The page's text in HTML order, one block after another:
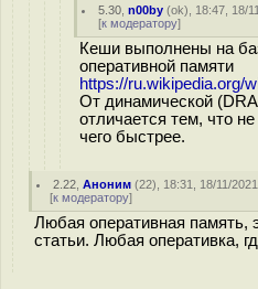
5.30 ,n00by (ok), 18:47, 18/
[к модератору]
Кеши выполнены на
оперативной памяти
https://ru.wikipedia.org/
От динамической
отличается тем, что
чего быстрее.
2.22 ,Аноним (22), 18:31, 18/11/
[к модератору]
Любая оперативная память,
статьи. Любая оперативка,